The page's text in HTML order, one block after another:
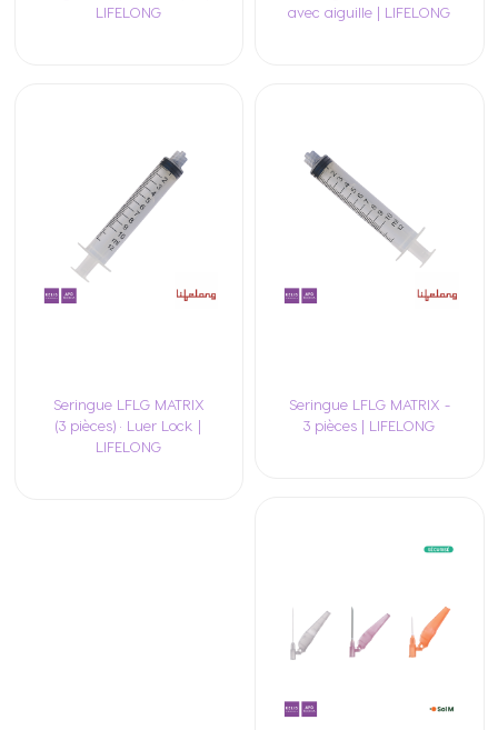
LIFELONG
avec aiguille | LIFELONG
Seringue LFLG MATRIX
(3 pièces) · Luer Lock |
LIFELONG
Seringue LFLG MATRIX -
3 pièces | LIFELONG